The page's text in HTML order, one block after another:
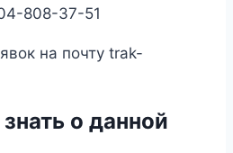
808-37-51
на почту trak-
о данной